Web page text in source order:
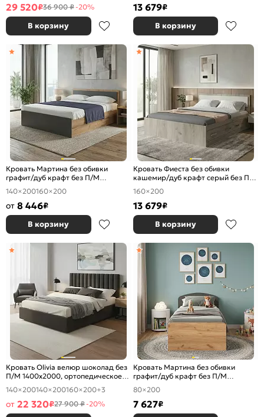
29 520₽36 900 ₽-20%
В корзину
13 679₽
В корзину
Кровать Мартина без обивки
графит/дуб крафт без П/М
1400x2000, изголовье жесткое
140×200160×200
от 8 446₽
В корзину
Кровать Фиеста без обивки
кашемир/дуб крафт серый без П/
М 1600x2000, изголовье жесткое
160×200
13 679₽
В корзину
Кровать Olivia велюр шоколад без
П/М 1400x2000, ортопедическое
основание, изголовье мягкое
140×200140×200160×200+3
от 22 320₽27 900 ₽-20%
Кровать Мартина без обивки
графит/дуб крафт без П/М
800x2000, изголовье жесткое
80×200
7 627₽